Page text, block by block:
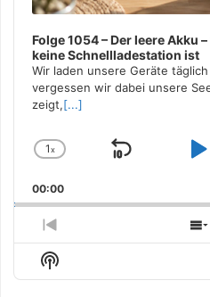
Folge 1054 – Der leere Akku
keine Schnellladestation ist
Wir laden unsere Geräte
vergessen wir dabei unsere
zeigt,[...]
Change
Rate
1x
Skip
00:00
Previous
Episode
Show
Podcast